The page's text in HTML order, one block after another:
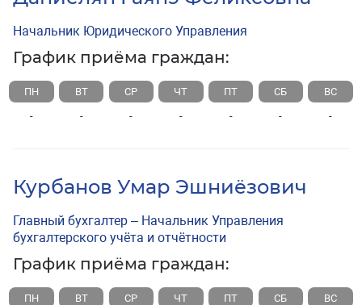
Начальник Юридического Управления
График приёма граждан:
ПН
-
ВТ
-
СР
-
ЧТ
-
ПТ
-
СБ
-
ВС
-
Курбанов Умар Эшниёзович
Главный бухгалтер – Начальник Управления
бухгалтерского учёта и отчётности
График приёма граждан:
ПН
ВТ
СР
ЧТ
ПТ
СБ
ВС